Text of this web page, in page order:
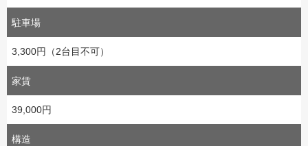
駐車場
3,300円（2台目不可）
家賃
39,000円
構造